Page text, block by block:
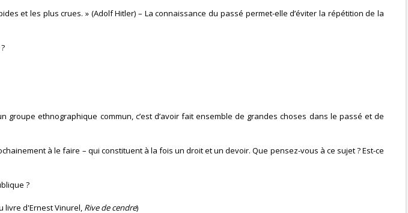
et les plus crues. » (Adolf Hitler) – La connaissance du passé permet-elle d’éviter la répétition de la
ethnographique commun, c’est d’avoir fait ensemble de grandes choses dans le passé et de
à le faire – qui constituent à la fois un droit et un devoir. Que pensez-vous à ce sujet ? Est-ce
?
livre d'Ernest Vinurel, Rive de cendre)